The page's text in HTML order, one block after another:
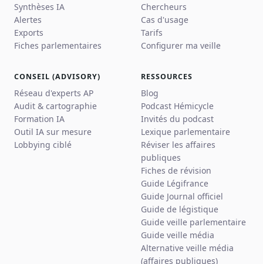
Synthèses IA
Alertes
Exports
Fiches parlementaires
Chercheurs
Cas d'usage
Tarifs
Configurer ma veille
CONSEIL (ADVISORY)
Réseau d'experts AP
Audit & cartographie
Formation IA
Outil IA sur mesure
Lobbying ciblé
RESSOURCES
Blog
Podcast Hémicycle
Invités du podcast
Lexique parlementaire
Réviser les affaires
publiques
Fiches de révision
Guide Légifrance
Guide Journal officiel
Guide de légistique
Guide veille parlementaire
Guide veille média
Alternative veille média
(affaires publiques)